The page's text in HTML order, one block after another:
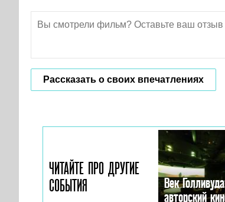
Рассказать о своих впечатлениях
ЧИТАЙТЕ ПРО ДРУГИЕ
СОБЫТИЯ
Век
авторский